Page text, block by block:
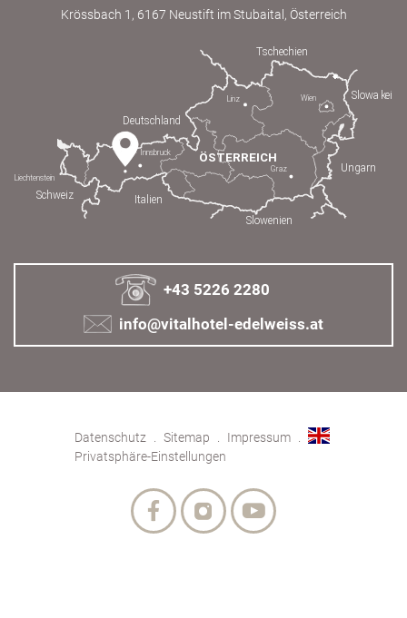
Krössbach 1, 6167 Neustift im Stubaital, Österreich
+43 5226 2280
info@vitalhotel-edelweiss.at
Datenschutz Sitemap
Impressum
Privatsphäre-Einstellungen